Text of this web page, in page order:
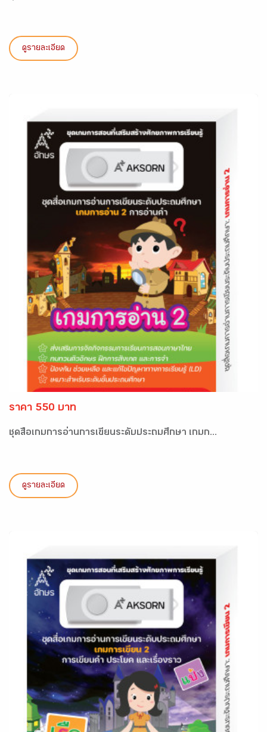
ดูรายละเอียด
ราคา 550 บาท
ชุดสื่อเกมการอ่านการเขียนระดับประถมศึกษา เกมก...
ดูรายละเอียด